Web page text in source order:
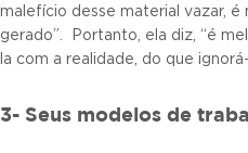
malefício desse material vazar,
gerado”. Portanto, ela diz, “é
la com a realidade, do que ignorá-
3- Seus modelos de